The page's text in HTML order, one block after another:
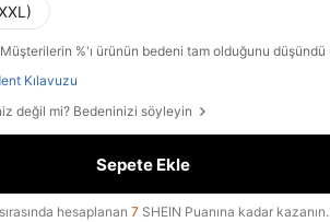
Müşterilerin %'ı ürünün bedeni tam olduğunu düşündü
Kılavuzu
değil mi? Bedeninizi söyleyin
Sepete Ekle
hesaplanan 7 SHEIN Puanına kadar kazanın.